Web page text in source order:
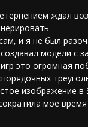
ждал
и я не был
модели с
это огромная
изображение в
мое время